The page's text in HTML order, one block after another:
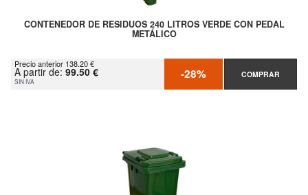
CONTENEDOR DE RESIDUOS 240 LITROS VERDE CON PEDAL
METÁLICO
Precio anterior 138.20 €
A partir de: 99.50 €
SIN IVA -28% COMPRAR